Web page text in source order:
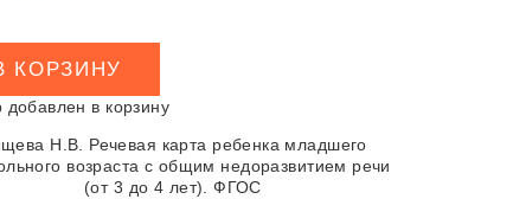
КОРЗИНУ
добавлен в корзину
Н.В. Речевая карта ребенка младшего
возраста с общим недоразвитием речи
(от 3 до 4 лет). ФГОС